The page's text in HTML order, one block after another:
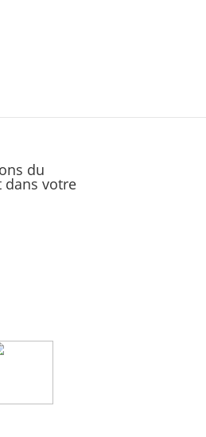
du
dans votre